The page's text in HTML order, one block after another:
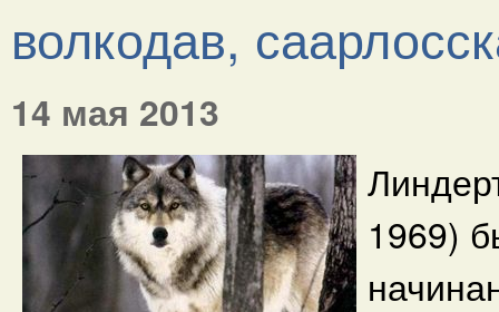
волкодав,
14 мая 2013
1969)